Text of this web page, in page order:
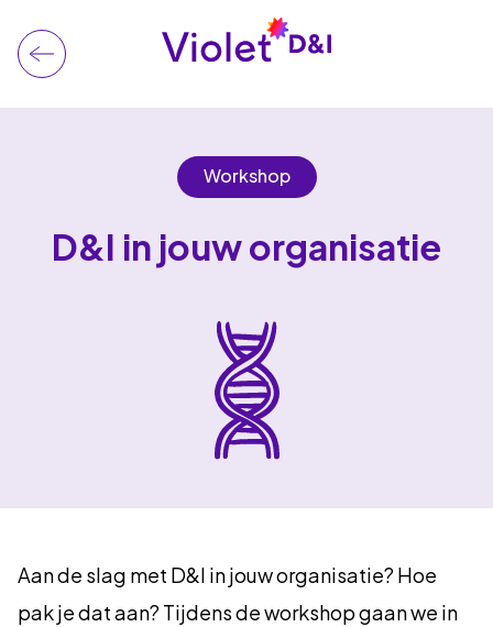
Workshop
D&I in jouw organisatie
Aan de slag met D&I in jouw organisatie? Hoe
pak je dat aan? Tijdens de workshop gaan we in